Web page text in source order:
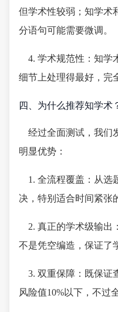
但学术性较弱；知学术
分语句可能需要微调。
4. 学术规范性：知学
细节上处理得最好，完
四、为什么推荐知学术
经过全面测试，我们
明显优势：
1. 全流程覆盖：从选
决，特别适合时间紧张
2. 真正的学术级输出
不是凭空编造，保证了
3. 双重保障：既保证
风险值10%以下，不过